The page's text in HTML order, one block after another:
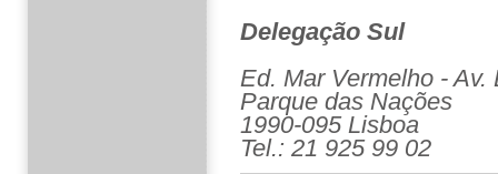
Delegação Sul
Ed. Mar Vermelho -
Parque das Nações
1990-095 Lisboa
Tel.: 21 925 99 02